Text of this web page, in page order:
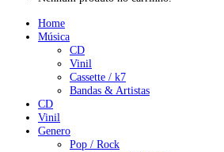
Home
Música
CD
Vinil
Cassette / k7
Bandas & Artistas
CD
Vinil
Genero
Pop / Rock